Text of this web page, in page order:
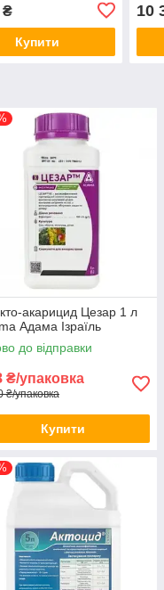
Купити
10
акарицид Цезар 1 л
Адама Ізраїль
до відправки
₴/упаковка
₴/упаковка
Купити